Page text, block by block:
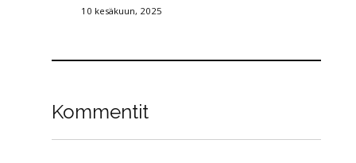
10 kesäkuun, 2025
Kommentit